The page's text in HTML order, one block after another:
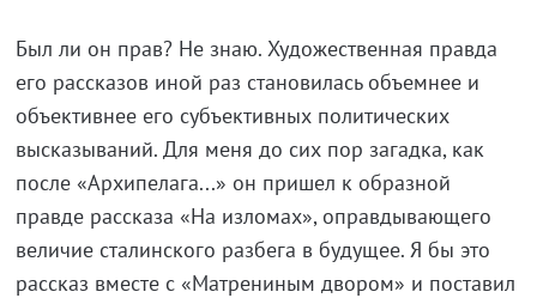
Был ли он прав? Не знаю. Художественная правда
его рассказов иной раз становилась объемнее и
объективнее его субъективных политических
высказываний. Для меня до сих пор загадка, как
после «Архипелага...» он пришел к образной
правде рассказа «На изломах», оправдывающего
величие сталинского разбега в будущее. Я бы это
рассказ вместе с «Матрениным двором» и поставил